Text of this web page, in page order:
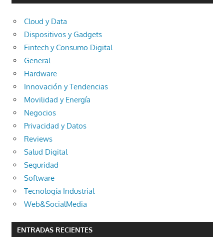
Cloud y Data
Dispositivos y Gadgets
Fintech y Consumo Digital
General
Hardware
Innovación y Tendencias
Movilidad y Energía
Negocios
Privacidad y Datos
Reviews
Salud Digital
Seguridad
Software
Tecnología Industrial
Web&SocialMedia
ENTRADAS RECIENTES